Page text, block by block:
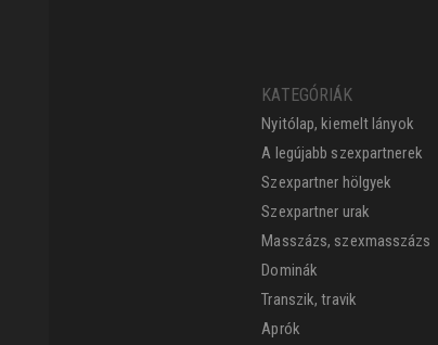
KATEGÓRIÁK
Nyitólap, kiemelt lányok
A legújabb szexpartnerek
Szexpartner hölgyek
Szexpartner urak
Masszázs, szexmasszázs
Dominák
Transzik, travik
Aprók